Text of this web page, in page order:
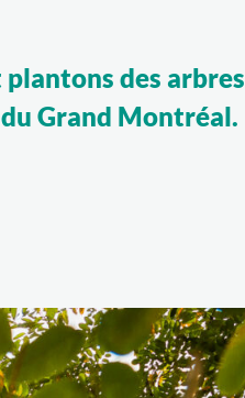
des arbres
Grand Montréal.